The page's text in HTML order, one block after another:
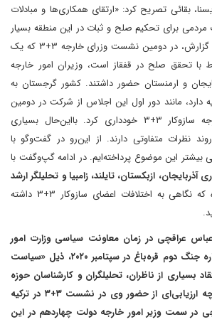
بقائی تصریح کرد: «ارتقای همکاری‌ها و مبادلات
مردمی‌ برای تحکیم صلح و ثبات در این منطقه بسیار
مهم است‌». بر اساس این گزارش، در دومین نشست وزرای خارجه ۳+۳ که یک
با تحقق صلح در قفقاز است، وزیران امور خارجه
و ارمنستان حضور داشتند. کشور گرجستان‌ به
دارد، ‌مانند دور اول این اجلاس از شرکت در دومین
اجلاس وزیران امور خارجه ساز‌و‌کار ۳+۳ خودداری کرد. با‌این‌حال بسیاری
نظرات متفاوتی دارند. از این‌رو در گفت‌وگو با
بیشتر این موضوع پرداخته‌ایم. در ادامه گپ‌و‌گفت با
آذربایجان، ازبکستان، تایلند، زامبیا و تحلیلگر ارشد
، سعی شده که نگاهی به اختلافات اعضای ساز‌و‌کار ۳+۳ داشته
عراقچی در زمان معاونت سیاسی وزارت امور
خارجه دولت روحانی درباره جنگ دوم قره‌باغ در سپتامبر ۲۰۲۰، ذیل «سیاست
بسیاری از ناظران، تحلیلگران و کارشناسان حوزه
قفقاز مواجه شد، اکنون چه ارزیابی‌ای از حضور وی در نشست ۳+۳ در ترکیه
در سمت وزیر امور خارجه دولت چهاردهم در این